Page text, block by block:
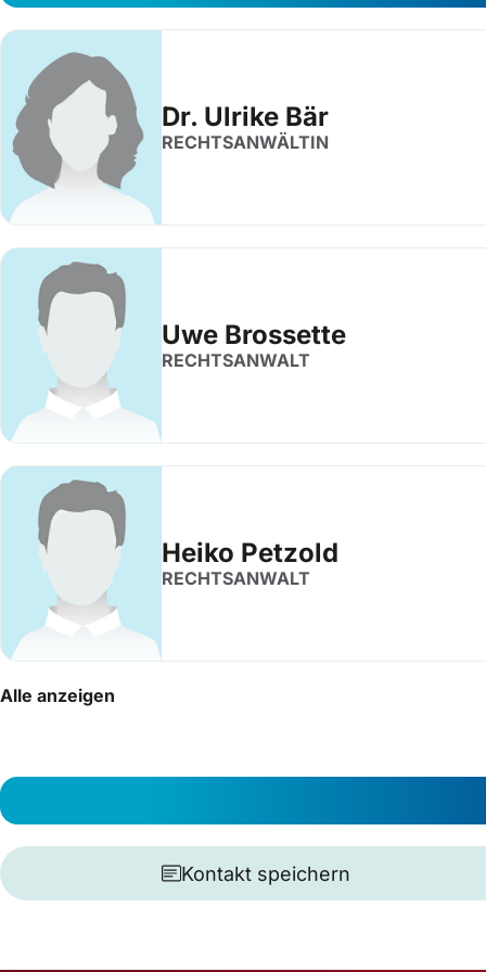
Dr. Ulrike Bär
RECHTSANWÄLTIN
Uwe Brossette
RECHTSANWALT
Heiko Petzold
RECHTSANWALT
Alle anzeigen
Kontakt speichern